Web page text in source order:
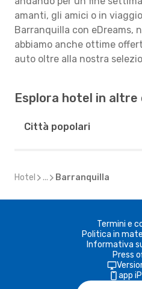
amanti, gli amici o in
Barranquilla con eDreams,
abbiamo anche ottime
auto oltre alla nostra
Esplora hotel in altre
Città popolari
Hotel ... Barranquilla
Termini e
Politica in
Informativa
Press
app